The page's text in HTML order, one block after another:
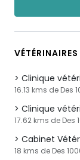
Clinique
16.13 kms de Des
Clinique
17.62 kms de Des
Cabinet
18 kms de Des